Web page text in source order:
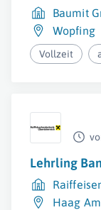
Baumit
Wopfing
Vollzeit
Lehrling
Haag